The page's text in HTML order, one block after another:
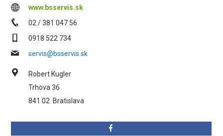
www.bsservis.sk
02 / 381 047 56
0918 522 734
servis@bsservis.sk
Robert Kugler
Trhova 36
841 02 Bratislava